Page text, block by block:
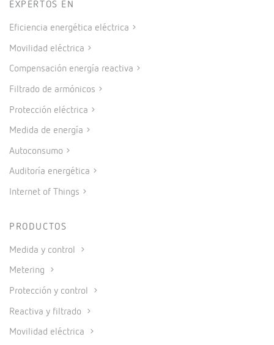
EXPERTOS EN
Eficiencia energética eléctrica
Movilidad eléctrica
Compensación energía reactiva
Filtrado de armónicos
Protección eléctrica
Medida de energía
Autoconsumo
Auditoría energética
Internet of Things
PRODUCTOS
Medida y control
Metering
Protección y control
Reactiva y filtrado
Movilidad eléctrica